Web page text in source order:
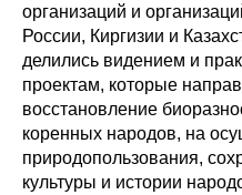
организаций и
России, Киргизии и
делились видением и
проектам, которые
восстановление
коренных народов, на
природопользования,
культуры и истории